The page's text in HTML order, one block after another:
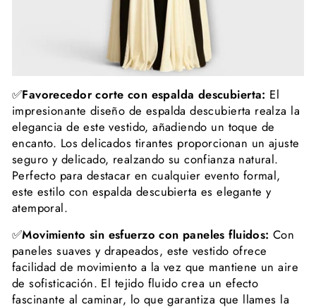
✅Favorecedor corte con espalda descubierta: El
impresionante diseño de espalda descubierta realza la
elegancia de este vestido, añadiendo un toque de
encanto. Los delicados tirantes proporcionan un ajuste
seguro y delicado, realzando su confianza natural.
Perfecto para destacar en cualquier evento formal,
este estilo con espalda descubierta es elegante y
atemporal.
✅Movimiento sin esfuerzo con paneles fluidos:Con
paneles suaves y drapeados, este vestido ofrece
facilidad de movimiento a la vez que mantiene un aire
de sofisticación. El tejido fluido crea un efecto
fascinante al caminar, lo que garantiza que llames la